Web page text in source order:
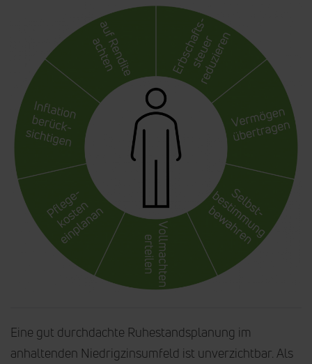
Eine gut durchdachte Ruhestandsplanung im
anhaltenden Niedrigzinsumfeld ist unverzichtbar. Als